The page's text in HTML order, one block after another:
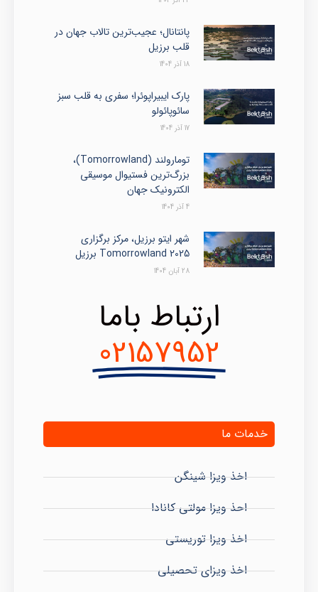
پانتانال؛ عجیب‌ترین تالاب جهان در
قلب برزیل
18 آذر 1404
پارک ایبیراپوئرا؛ سفری به قلب سبز
سائوپائولو
17 آذر 1404
تومارولند (Tomorrowland)،
بزرگ‌ترین فستیوال موسیقی
الکترونیک جهان
4 آذر 1404
شهر ایتو برزیل، مرکز برگزاری
Tomorrowland 2025 برزیل
28 آبان 1404
ارتباط باما
02157952
خدمات ما
اخذ ویزا شینگن
احذ ویزا مولتی کانادا
اخذ ویزا توریستی
اخذ ویزای تحصیلی